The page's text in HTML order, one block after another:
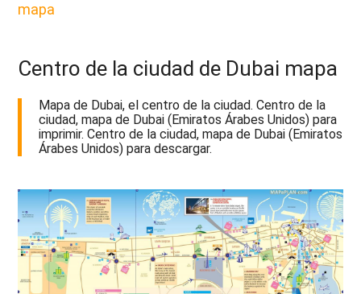
mapa
Centro de la ciudad de Dubai mapa
Mapa de Dubai, el centro de la ciudad. Centro de la
ciudad, mapa de Dubai (Emiratos Árabes Unidos) para
imprimir. Centro de la ciudad, mapa de Dubai (Emiratos
Árabes Unidos) para descargar.